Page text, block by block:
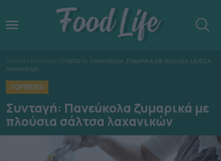
ΑΡΧΙΚΗ / TOPNEWS / ΣΥΝΤΑΓΗ: ΠΑΝΕΥΚΟΛΑ ΖΥΜΑΡΙΚΑ ΜΕ ΠΛΟΥΣΙΑ ΣΑΛΤΣΑ
ΛΑΧΑΝΙΚΩΝ
TOPNEWS
Συνταγή: Πανεύκολα ζυμαρικά με
πλούσια σάλτσα λαχανικών